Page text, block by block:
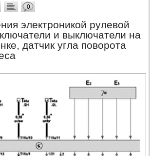
0
электроникой рулевой
и выключатели на
датчик угла поворота